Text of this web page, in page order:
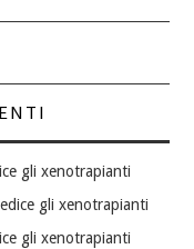
gli xenotrapianti
gli xenotrapianti
gli xenotrapianti